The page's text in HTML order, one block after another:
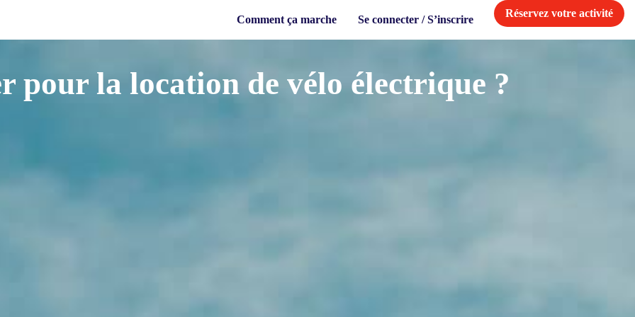
Comment ça marche Se connecter / S’inscrire
Réservez votre activité
pour la location de vélo électrique ?